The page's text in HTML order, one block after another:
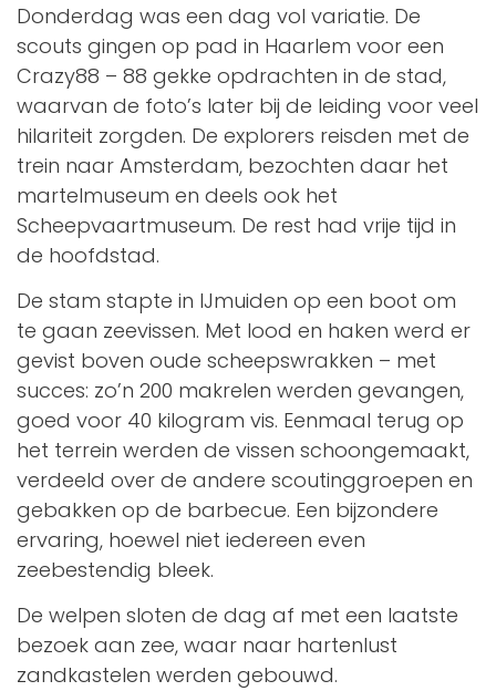
Donderdag was een dag vol variatie. De
scouts gingen op pad in Haarlem voor een
Crazy88 – 88 gekke opdrachten in de stad,
waarvan de foto’s later bij de leiding voor veel
hilariteit zorgden. De explorers reisden met de
trein naar Amsterdam, bezochten daar het
martelmuseum en deels ook het
Scheepvaartmuseum. De rest had vrije tijd in
de hoofdstad.
De stam stapte in IJmuiden op een boot om
te gaan zeevissen. Met lood en haken werd er
gevist boven oude scheepswrakken – met
succes: zo’n 200 makrelen werden gevangen,
goed voor 40 kilogram vis. Eenmaal terug op
het terrein werden de vissen schoongemaakt,
verdeeld over de andere scoutinggroepen en
gebakken op de barbecue. Een bijzondere
ervaring, hoewel niet iedereen even
zeebestendig bleek.
De welpen sloten de dag af met een laatste
bezoek aan zee, waar naar hartenlust
zandkastelen werden gebouwd.